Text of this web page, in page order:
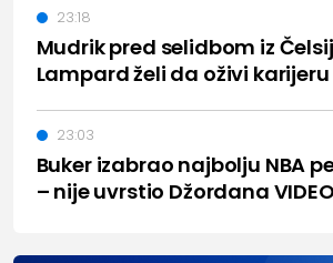
Mudrik pred selidbom iz
Lampard želi da oživi
23:18
Buker izabrao najbolju NBA
– nije uvrstio Džordana VIDEO
23:03